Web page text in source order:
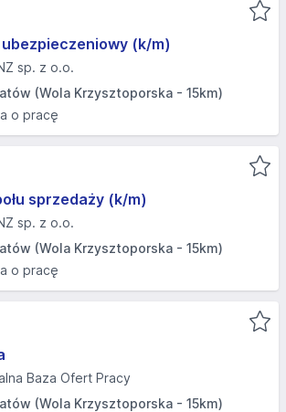
(k/m)
sp. z o.o.
(Wola Krzysztoporska - 15km)
o pracę
sprzedaży (k/m)
sp. z o.o.
(Wola Krzysztoporska - 15km)
o pracę
Baza Ofert Pracy
(Wola Krzysztoporska - 15km)